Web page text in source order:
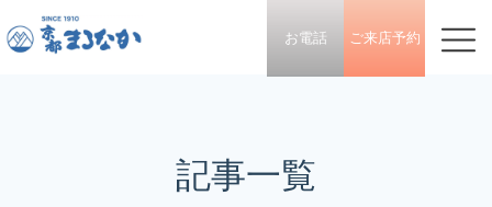
お電話 ご来店予約
記事一覧